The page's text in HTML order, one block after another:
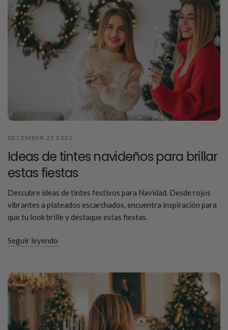
DECEMBER 22 2025
Ideas de tintes navideños para brillar
estas fiestas
Descubre ideas de tintes festivos para Navidad. Desde rojos
vibrantes a plateados escarchados, encuentra inspiración para
que tu look brille y destaque estas fiestas.
Seguir leyendo